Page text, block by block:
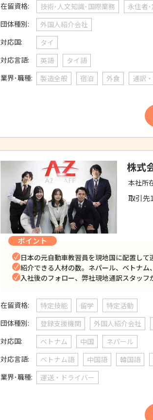
在留資格: 技術･人文知識･国際業務 永住者
団体種別:
外国人紹介会社
対応国:
タイ
対応言語:
英語
タイ語
業界･職種:
製造全般 宿泊 外食 通訳
株式
本社所
取引先
ポイント
日本の元自動車教習員を現地国に配置して
紹介できる人材の数。ネパール、ベトナム
入社後のフォロー、弊社現地通訳スタッフ
在留資格: 特定技能 留学
特定活動
団体種別:
登録支援機関 外国人紹介会社
対応国:
ベトナム 中国
ネパール
対応言語:
ベトナム語 中国語 韓国語
業界･職種:
運送・ドライバー